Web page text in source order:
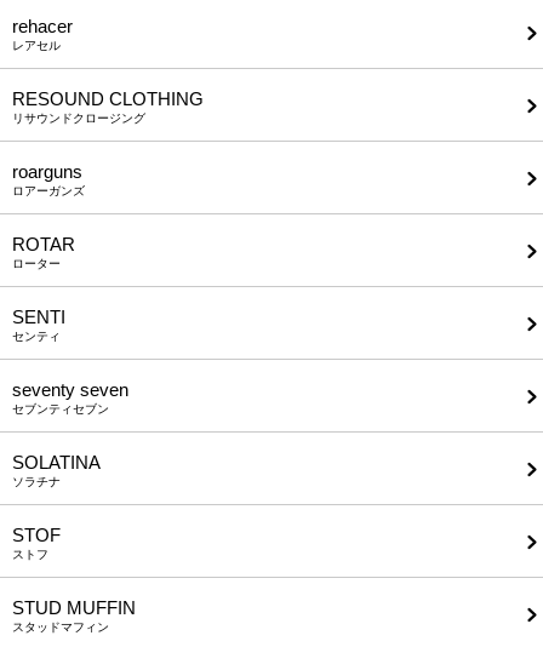
rehacer
レアセル
RESOUND CLOTHING
リサウンドクロージング
roarguns
ロアーガンズ
ROTAR
ローター
SENTI
センティ
seventy seven
セブンティセブン
SOLATINA
ソラチナ
STOF
ストフ
STUD MUFFIN
スタッドマフィン